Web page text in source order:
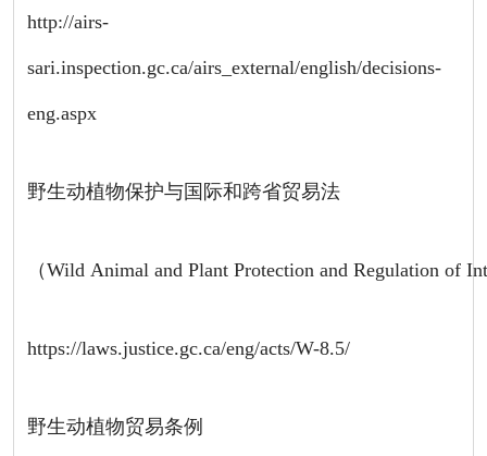
http://airs-
sari.inspection.gc.ca/airs_external/english/decisions-
eng.aspx
野生动植物保护与国际和跨省贸易法
（Wild Animal and Plant Protection and Regulation of
https://laws.justice.gc.ca/eng/acts/W-8.5/
野生动植物贸易条例